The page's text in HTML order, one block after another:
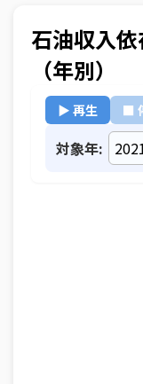
石油収入
（年別）
▶ 再生 ■
対象年: